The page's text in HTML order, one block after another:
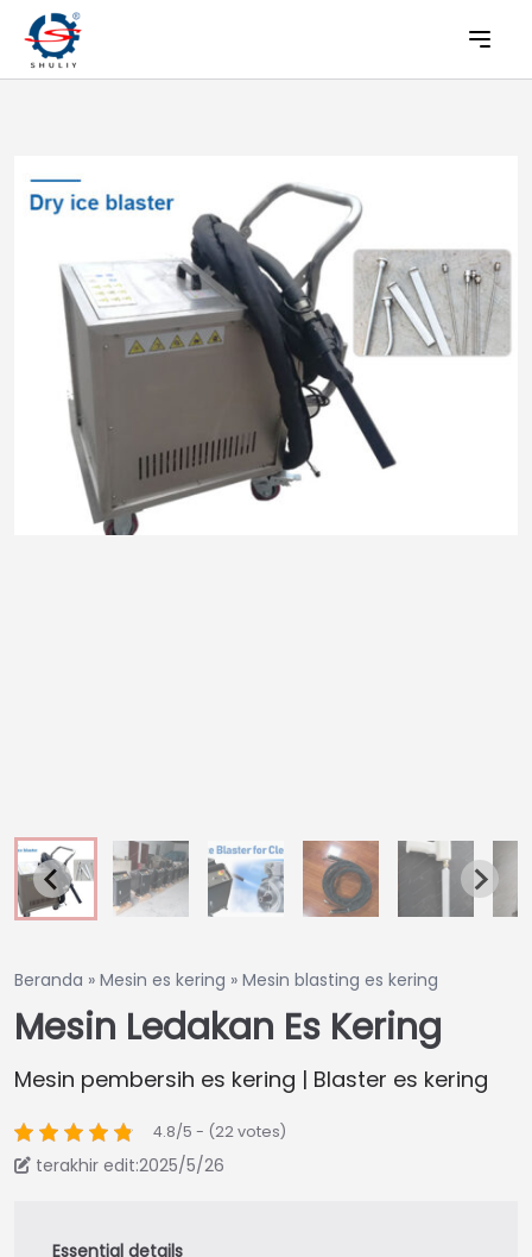
Beranda » Mesin es kering » Mesin blasting es kering
Mesin Ledakan Es Kering
Mesin pembersih es kering | Blaster es kering
4.8/5 - (22 votes)
terakhir edit:2025/5/26